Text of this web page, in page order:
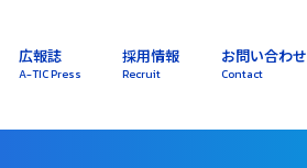
広報誌
A-TIC Press
採用情報
Recruit
お問い合わせ
Contact